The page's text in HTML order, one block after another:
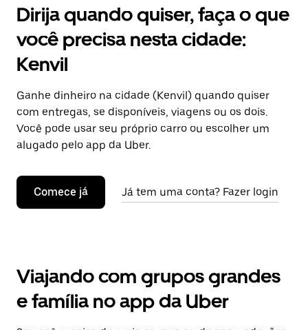
Dirija quando quiser, faça o que
você precisa nesta cidade:
Kenvil
Ganhe dinheiro na cidade (Kenvil) quando quiser
com entregas, se disponíveis, viagens ou os dois.
Você pode usar seu próprio carro ou escolher um
alugado pelo app da Uber.
Comece já Já tem uma conta? Fazer login
Viajando com grupos grandes
e família no app da Uber